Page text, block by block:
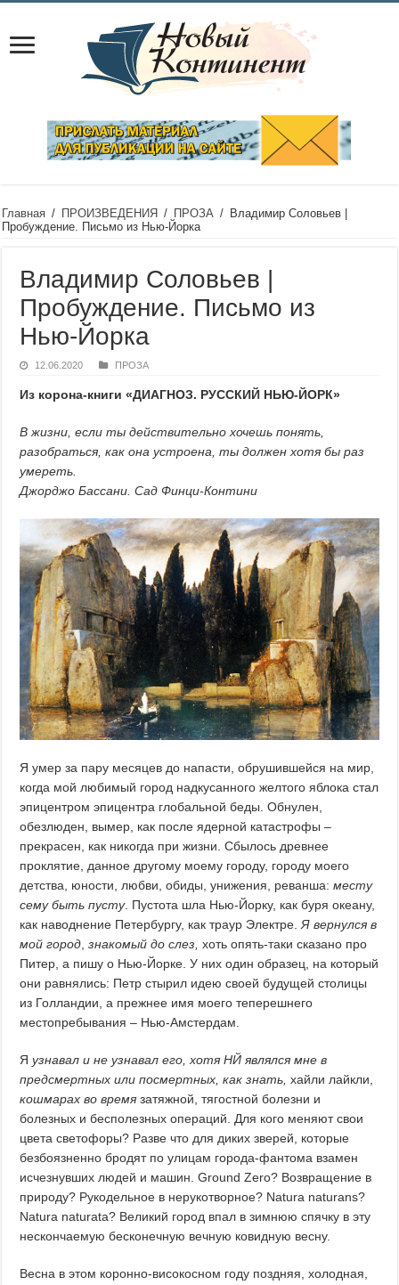
Главная / ПРОИЗВЕДЕНИЯ / ПРОЗА / Владимир Соловьев |
Пробуждение. Письмо из Нью-Йорка
Владимир Соловьев |
Пробуждение. Письмо из
Нью-Йорка
12.06.2020 ПРОЗА
Из корона-книги «ДИАГНОЗ. РУССКИЙ НЬЮ-ЙОРК»
В жизни, если ты действительно хочешь понять,
разобраться, как она устроена, ты должен хотя бы раз
умереть.
Джорджо Бассани. Сад Финци-Контини
Я умер за пару месяцев до напасти, обрушившейся на мир,
когда мой любимый город надкусанного желтого яблока стал
эпицентром эпицентра глобальной беды. Обнулен,
обезлюден, вымер, как после ядерной катастрофы –
прекрасен, как никогда при жизни. Сбылось древнее
проклятие, данное другому моему городу, городу моего
детства, юности, любви, обиды, унижения, реванша:месту
сему быть пусту. Пустота шла Нью-Йорку, как буря океану,
как наводнение Петербургу, как траур Электре.Я вернулся в
мой город,знакомый до слез,хоть опять-таки сказано про
Питер, а пишу о Нью-Йорке. У них один образец, на который
они равнялись: Петр стырил идею своей будущей столицы
из Голландии, а прежнее имя моего теперешнего
местопребывания – Нью-Амстердам.
Яузнавал и не узнавал его, хотя НЙ являлся мне в
предсмертных или посмертных, как знать,хайли лайкли,
кошмарах во время затяжной, тягостной болезни и
болезных и бесполезных операций. Для кого меняют свои
цвета светофоры? Разве что для диких зверей, которые
безбоязненно бродят по улицам города-фантома взамен
исчезнувших людей и машин. Ground Zero? Возвращение в
природу? Рукодельное в нерукотворное? Natura naturans?
Natura naturata? Великий город впал в зимнюю спячку в эту
нескончаемую бесконечную вечную ковидную весну.
Весна в этом коронно-високосном году поздняя, холодная,